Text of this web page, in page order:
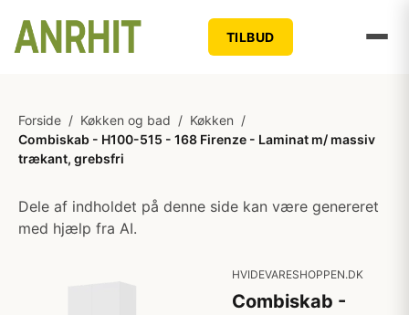
TILBUD
Forside / Køkken og bad / Køkken /
Combiskab - H100-515 - 168 Firenze - Laminat m/ massiv
trækant, grebsfri
Dele af indholdet på denne side kan være genereret
med hjælp fra AI.
HVIDEVARESHOPPEN.DK
Combiskab -